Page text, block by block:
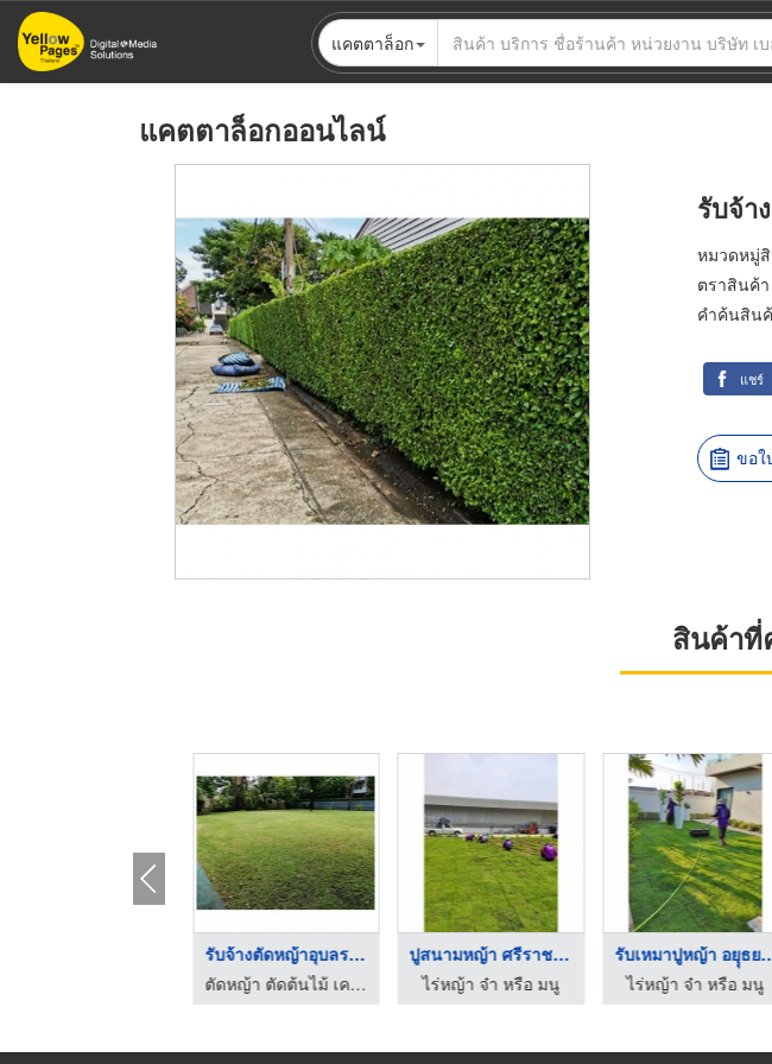
ข้าม
ไป
แคตตาล็อก
แคตตาล็อกออนไลน์
รับจ้า
หมวดหมู่
ตราสินค้า
คำค้นสิน
แชร์
ขอใ
สินค้าที่
รับจ้างตัดหญ้าอุบลรา ...
ตัดหญ้า ตัดต้นไม้ เคลียร์พื้นที่ อุบลราชธานี
ปูสนามหญ้า ศรีราชา ช ...
ไร่หญ้า จ๋า หรือ มนู
รับเหมาปูห
ไร่หญ้า จ๋า หรือ มนู